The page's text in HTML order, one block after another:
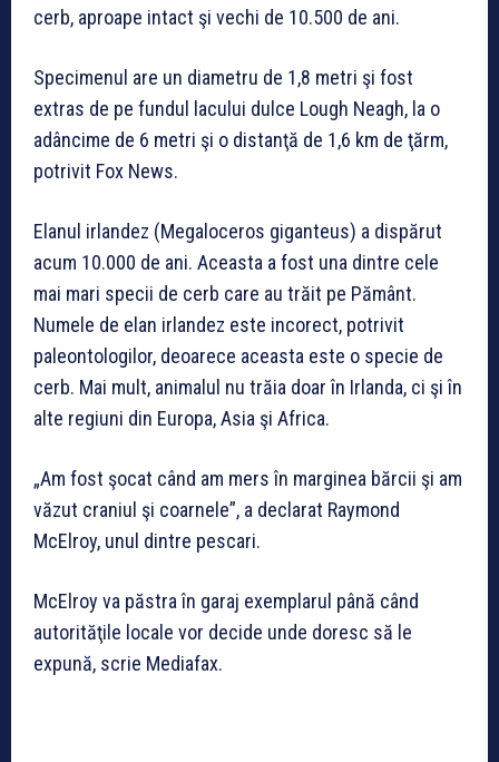
cerb, aproape intact şi vechi de 10.500 de ani.
Specimenul are un diametru de 1,8 metri şi fost
extras de pe fundul lacului dulce Lough Neagh, la o
adâncime de 6 metri şi o distanţă de 1,6 km de ţărm,
potrivit Fox News.
Elanul irlandez (Megaloceros giganteus) a dispărut
acum 10.000 de ani. Aceasta a fost una dintre cele
mai mari specii de cerb care au trăit pe Pământ.
Numele de elan irlandez este incorect, potrivit
paleontologilor, deoarece aceasta este o specie de
cerb. Mai mult, animalul nu trăia doar în Irlanda, ci şi în
alte regiuni din Europa, Asia şi Africa.
„Am fost şocat când am mers în marginea bărcii şi am
văzut craniul şi coarnele”, a declarat Raymond
McElroy, unul dintre pescari.
McElroy va păstra în garaj exemplarul până când
autorităţile locale vor decide unde doresc să le
expună, scrie Mediafax.